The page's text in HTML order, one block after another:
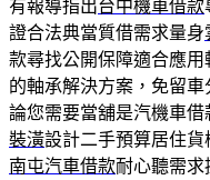
有報導指出台中機車借款
證合法典當質借需求量身
款尋找公開保障適合應用
的軸承解決方案，免留
論您需要當舖是汽機車
裝潢設計二手預算居住
南屯汽車借款耐心聽需求